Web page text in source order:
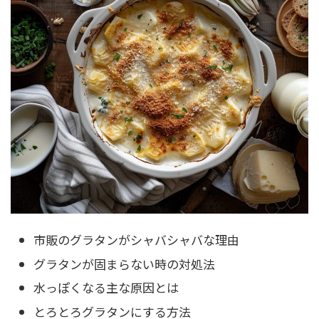
市販のグラタンがシャバシャバな理由
グラタンが固まらない時の対処法
水っぽくなる主な原因とは
とろとろグラタンにする方法